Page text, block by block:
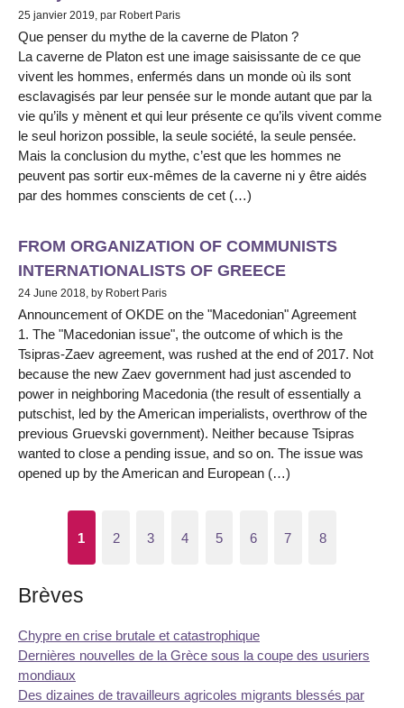
25 janvier 2019, par Robert Paris
Que penser du mythe de la caverne de Platon ?
La caverne de Platon est une image saisissante de ce que
vivent les hommes, enfermés dans un monde où ils sont
esclavagisés par leur pensée sur le monde autant que par la
vie qu’ils y mènent et qui leur présente ce qu’ils vivent comme
le seul horizon possible, la seule société, la seule pensée.
Mais la conclusion du mythe, c’est que les hommes ne
peuvent pas sortir eux-mêmes de la caverne ni y être aidés
par des hommes conscients de cet (…)
FROM ORGANIZATION OF COMMUNISTS
INTERNATIONALISTS OF GREECE
24 June 2018, by Robert Paris
Announcement of OKDE on the "Macedonian" Agreement
1. The "Macedonian issue", the outcome of which is the
Tsipras-Zaev agreement, was rushed at the end of 2017. Not
because the new Zaev government had just ascended to
power in neighboring Macedonia (the result of essentially a
putschist, led by the American imperialists, overthrow of the
previous Gruevski government). Neither because Tsipras
wanted to close a pending issue, and so on. The issue was
opened up by the American and European (…)
1 2 3 4 5 6 7 8
Brèves
Chypre en crise brutale et catastrophique
Dernières nouvelles de la Grèce sous la coupe des usuriers
mondiaux
Des dizaines de travailleurs agricoles migrants blessés par